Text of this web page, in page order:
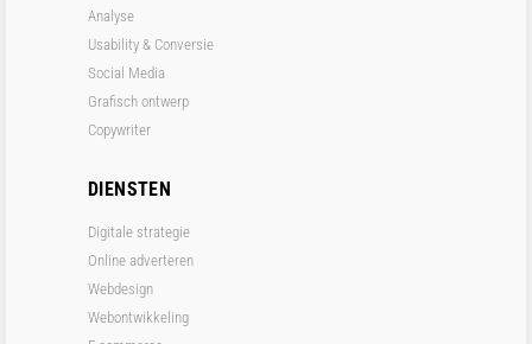
Analyse
Usability & Conversie
Social Media
Grafisch ontwerp
Copywriter
DIENSTEN
Digitale strategie
Online adverteren
Webdesign
Webontwikkeling